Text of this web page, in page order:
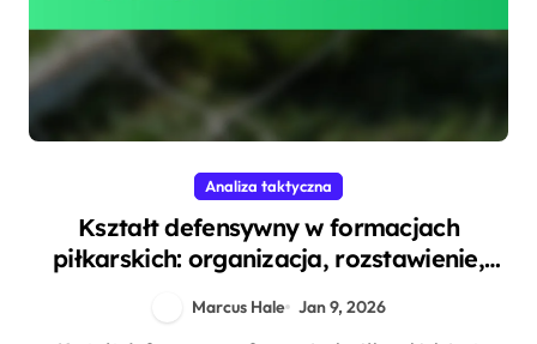
Analiza taktyczna
Kształt defensywny w formacjach
piłkarskich: organizacja, rozstawienie,
Marcus Hale Jan 9, 2026